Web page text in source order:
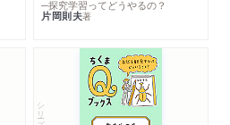
─探究学習ってどうやるの？
片岡則夫著
シリーズ・全集